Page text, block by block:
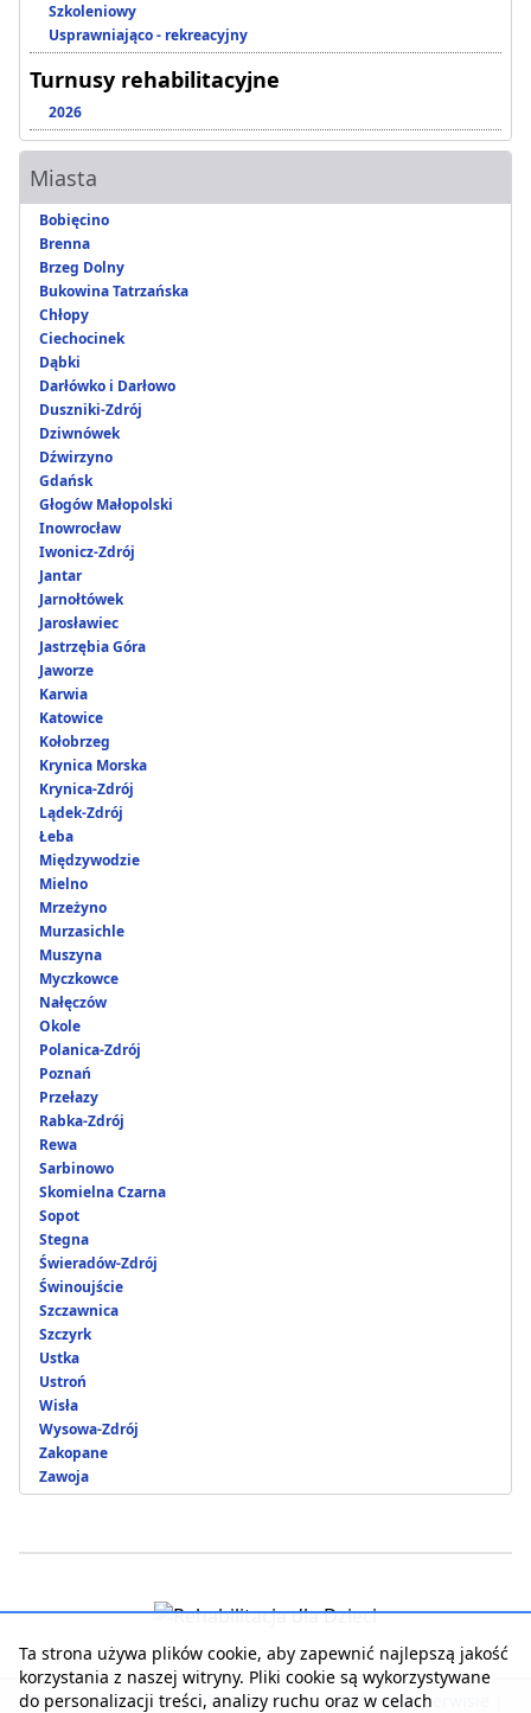
Szkoleniowy
Usprawniająco - rekreacyjny
Turnusy rehabilitacyjne
2026
Miasta
Bobięcino
Brenna
Brzeg Dolny
Bukowina Tatrzańska
Chłopy
Ciechocinek
Dąbki
Darłówko i Darłowo
Duszniki-Zdrój
Dziwnówek
Dźwirzyno
Gdańsk
Głogów Małopolski
Inowrocław
Iwonicz-Zdrój
Jantar
Jarnołtówek
Jarosławiec
Jastrzębia Góra
Jaworze
Karwia
Katowice
Kołobrzeg
Krynica Morska
Krynica-Zdrój
Lądek-Zdrój
Łeba
Międzywodzie
Mielno
Mrzeżyno
Murzasichle
Muszyna
Myczkowce
Nałęczów
Okole
Polanica-Zdrój
Poznań
Przełazy
Rabka-Zdrój
Rewa
Sarbinowo
Skomielna Czarna
Sopot
Stegna
Świeradów-Zdrój
Świnoujście
Szczawnica
Szczyrk
Ustka
Ustroń
Wisła
Wysowa-Zdrój
Zakopane
Zawoja
Strona główna | Kontakt z serwisem | Reklama w serwisie
Ta strona używa plików cookie, aby zapewnić najlepszą jakość
korzystania z naszej witryny. Pliki cookie są wykorzystywane
do personalizacji treści, analizy ruchu oraz w celach